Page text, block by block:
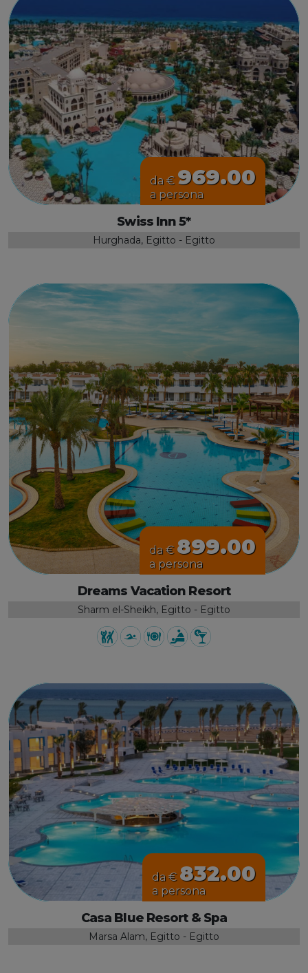
da € 969.00
a persona
Swiss Inn 5*
Hurghada, Egitto - Egitto
da € 899.00
a persona
Dreams Vacation Resort
Sharm el-Sheikh, Egitto - Egitto
da € 832.00
a persona
Casa Blue Resort & Spa
Marsa Alam, Egitto - Egitto